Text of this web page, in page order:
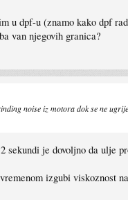
u dpf-u (znamo kako dpf
van njegovih granica?
noise iz motora dok se ne
sekundi je dovoljno da ulje
izgubi